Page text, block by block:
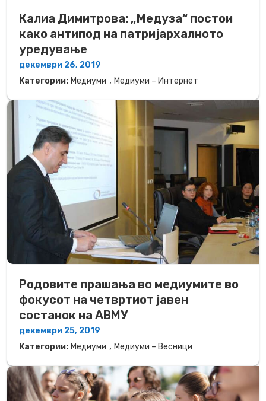
Калиа Димитрова: „Медуза“ постои
како антипод на патријархалното
уредување
декември 26, 2019
Категории: Медиуми , Медиуми – Интернет
Родовите прашања во медиумите во
фокусот на четвртиот јавен
состанок на АВМУ
декември 25, 2019
Категории: Медиуми , Медиуми – Весници